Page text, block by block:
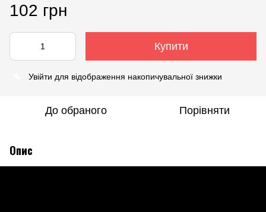
102 грн
Купити
Увійти для відображення накопичувальної знижки
До обраного Порівняти
Опис